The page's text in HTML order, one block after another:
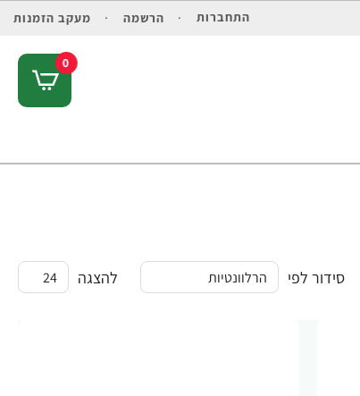
התחברות הרשמה מעקב הזמנות
0
סידור לפי להצגה